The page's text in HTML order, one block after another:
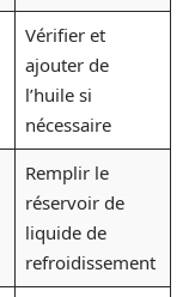
Vérifier et
ajouter de
l’huile si
nécessaire
Remplir le
réservoir de
liquide de
refroidissement